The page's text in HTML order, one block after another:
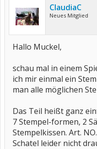
ClaudiaC
Neues Mitglied
Hallo Muckel,
schau mal in einem
ich mir einmal ein
man alle möglichen
Das Teil heißt ganz
7 Stempel-formen, 2
Stempelkissen. Art.
Schatel leider nicht